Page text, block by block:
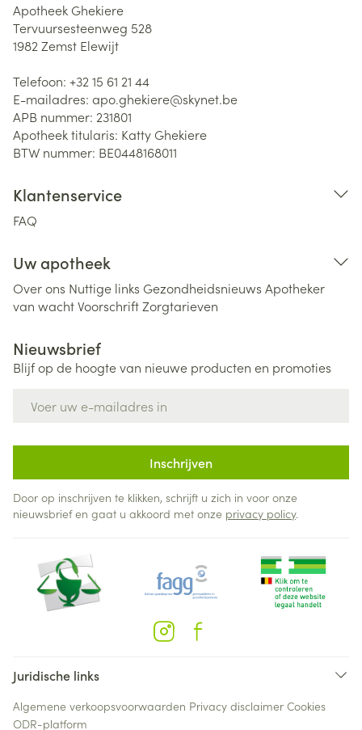
Apotheek Ghekiere
Tervuursesteenweg 528
1982 Zemst Elewijt
Telefoon: +32 15 61 21 44
E-mailadres: apo.ghekiere@skynet.be
APB nummer: 231801
Apotheek titularis: Katty Ghekiere
BTW nummer: BE0448168011
Klantenservice
FAQ
Uw apotheek
Over ons Nuttige links Gezondheidsnieuws Apotheker
van wachtVoorschriftZorgtarieven
Nieuwsbrief
Blijf op de hoogte van nieuwe producten en promoties
Inschrijven
Door op inschrijven te klikken, schrijft u zich in voor onze
nieuwsbrief en gaat u akkoord met onze privacy policy.
Juridische links
Algemene verkoopsvoorwaarden Privacy disclaimer Cookies
ODR-platform